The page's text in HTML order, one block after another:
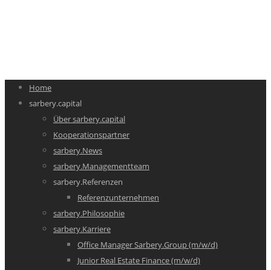
Home
sarbery.capital
Über sarbery.capital
Kooperationspartner
sarbery.News
sarbery.Managementteam
sarbery.Referenzen
Referenzunternehmen
sarbery.Philosophie
sarbery.Karriere
Office Manager Sarbery.Group (m/w/d)
Junior Real Estate Finance (m/w/d)